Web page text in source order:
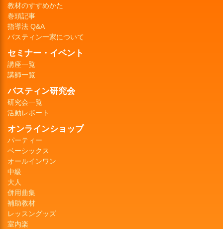
教材のすすめかた
巻頭記事
指導法 Q&A
バスティン一家について
セミナー・イベント
講座一覧
講師一覧
バスティン研究会
研究会一覧
活動レポート
オンラインショップ
パーティー
ベーシックス
オールインワン
中級
大人
併用曲集
補助教材
レッスングッズ
室内楽